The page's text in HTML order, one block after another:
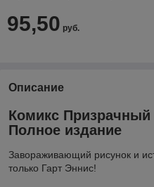
95,50 руб.
Описание
Комикс Призрачный
Полное издание
Завораживающий рисунок и
только Гарт Эннис!